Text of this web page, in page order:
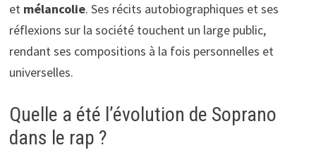
et mélancolie. Ses récits autobiographiques et ses
réflexions sur la société touchent un large public,
rendant ses compositions à la fois personnelles et
universelles.
Quelle a été l’évolution de Soprano
dans le rap ?